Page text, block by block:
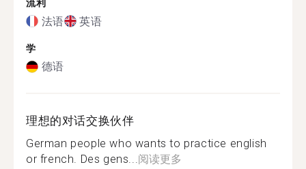
流利
法语 英语
学
德语
理想的对话交换伙伴
German people who wants to practice english
or french. Des gens...阅读更多